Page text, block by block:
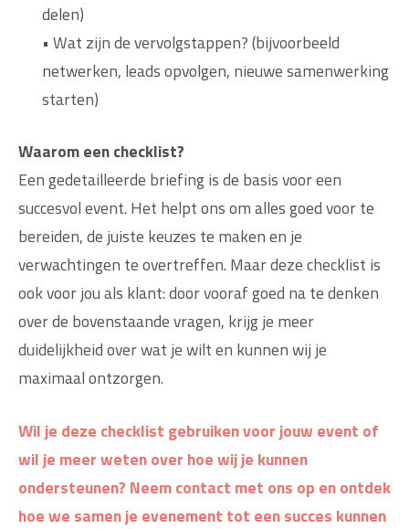
delen)
• Wat zijn de vervolgstappen? (bijvoorbeeld
netwerken, leads opvolgen, nieuwe samenwerking
starten)
Waarom een checklist?
Een gedetailleerde briefing is de basis voor een
succesvol event. Het helpt ons om alles goed voor te
bereiden, de juiste keuzes te maken en je
verwachtingen te overtreffen. Maar deze checklist is
ook voor jou als klant: door vooraf goed na te denken
over de bovenstaande vragen, krijg je meer
duidelijkheid over wat je wilt en kunnen wij je
maximaal ontzorgen.
Wil je deze checklist gebruiken voor jouw event of
wil je meer weten over hoe wij je kunnen
ondersteunen? Neem contact met ons op en ontdek
hoe we samen je evenement tot een succes kunnen